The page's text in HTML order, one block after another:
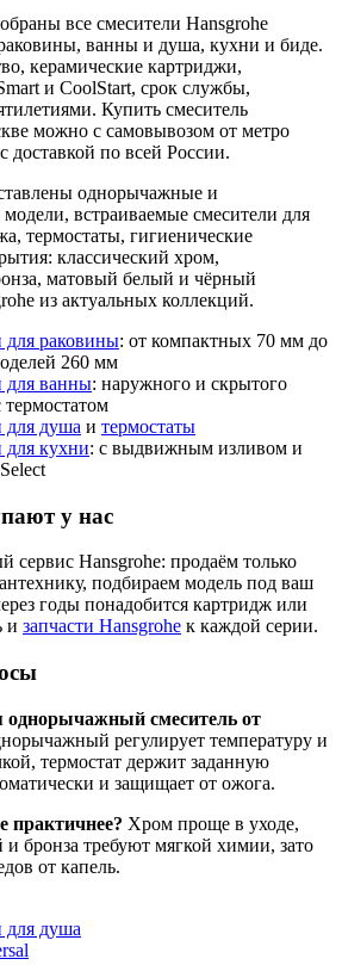
все смесители Hansgrohe
ванны и душа, кухни и биде.
керамические картриджи,
и CoolStart, срок службы,
Купить смеситель
можно с самовывозом от метро
по всей России.
однорычажные и
встраиваемые смесители для
термостаты, гигиенические
классический хром,
матовый белый и чёрный
из актуальных коллекций.
для раковины: от компактных 70 мм до
260 мм
для ванны: наружного и скрытого
для душа и термостаты
для кухни: с выдвижным изливом и
у нас
Hansgrohe: продаём только
подбираем модель под ваш
годы понадобится картридж или
и запчасти Hansgrohe к каждой серии.
однорычажный смеситель от
регулирует температуру и
термостат держит заданную
и защищает от ожога.
практичнее? Хром проще в уходе,
бронза требуют мягкой химии, зато
от капель.
для душа